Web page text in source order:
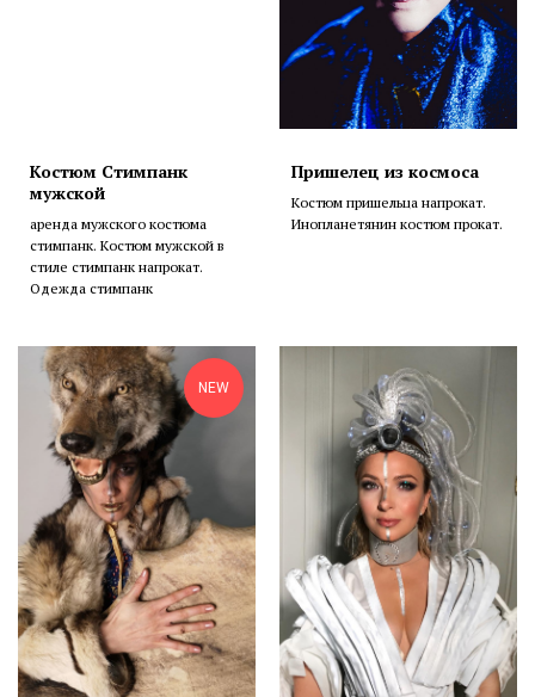
Костюм Стимпанк
мужской
аренда мужского костюма
стимпанк. Костюм мужской в
стиле стимпанк напрокат.
Одежда стимпанк
Пришелец из космоса
Костюм пришельца напрокат.
Инопланетянин костюм прокат.
NEW